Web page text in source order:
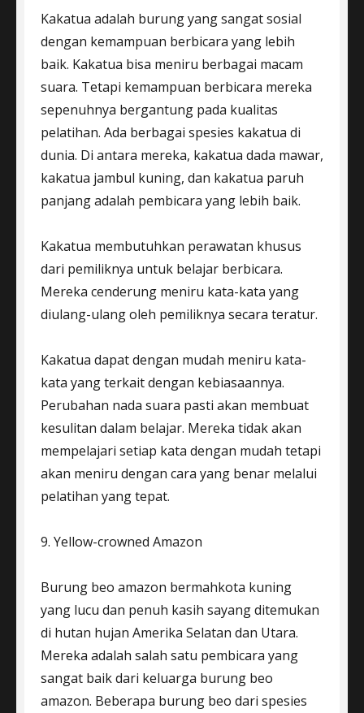
Kakatua adalah burung yang sangat sosial
dengan kemampuan berbicara yang lebih
baik. Kakatua bisa meniru berbagai macam
suara. Tetapi kemampuan berbicara mereka
sepenuhnya bergantung pada kualitas
pelatihan. Ada berbagai spesies kakatua di
dunia. Di antara mereka, kakatua dada mawar,
kakatua jambul kuning, dan kakatua paruh
panjang adalah pembicara yang lebih baik.
Kakatua membutuhkan perawatan khusus
dari pemiliknya untuk belajar berbicara.
Mereka cenderung meniru kata-kata yang
diulang-ulang oleh pemiliknya secara teratur.
Kakatua dapat dengan mudah meniru kata-
kata yang terkait dengan kebiasaannya.
Perubahan nada suara pasti akan membuat
kesulitan dalam belajar. Mereka tidak akan
mempelajari setiap kata dengan mudah tetapi
akan meniru dengan cara yang benar melalui
pelatihan yang tepat.
9. Yellow-crowned Amazon
Burung beo amazon bermahkota kuning
yang lucu dan penuh kasih sayang ditemukan
di hutan hujan Amerika Selatan dan Utara.
Mereka adalah salah satu pembicara yang
sangat baik dari keluarga burung beo
amazon. Beberapa burung beo dari spesies